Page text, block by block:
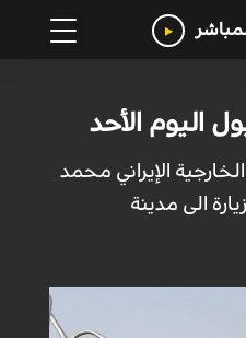
اليوم الأحد
الإيراني محمد
الى مدينة